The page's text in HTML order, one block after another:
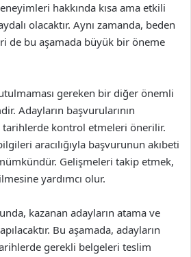
hakkında kısa ama etkili
olacaktır. Aynı zamanda, beden
de bu aşamada büyük bir öneme
gereken bir diğer önemli
Adayların başvurularının
kontrol etmeleri önerilir.
aracılığıyla başvurunun akıbeti
Gelişmeleri takip etmek,
yardımcı olur.
kazanan adayların atama ve
Bu aşamada, adayların
gerekli belgeleri teslim